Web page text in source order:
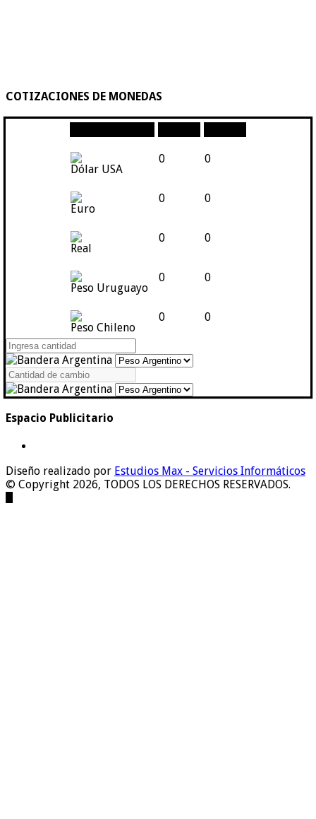
COTIZACIONES DE MONEDAS
Dólar USA
0 0
Euro
0 0
Real
0 0
Peso Uruguayo
0 0
Peso Chileno
0 0
Espacio Publicitario
Diseño realizado por Estudios Max - Servicios Informáticos
© Copyright 2026, TODOS LOS DERECHOS RESERVADOS.